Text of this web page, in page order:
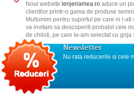
Noul website lenjeriamea.roaduce un
clientilor printr-o gama de produse
Multumim pentru suportul pe care ni l-ati
va invitam sa descoperiti probabil cele
de chiloti, pe care le-am selectat cu grija
Newsletter
Nu rata reducerile si cele